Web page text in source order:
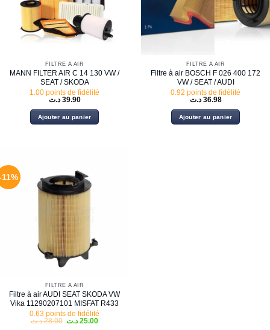
FILTRE À AIR
MANN FILTER AIR C 14 130 VW /
SEAT / SKODA
1.00 points de fidélité
39.90 د.ت
Ajouter au panier
FILTRE À AIR
Filtre à air BOSCH F 026 400 172
VW / SEAT / AUDI
0.92 points de fidélité
36.98 د.ت
Ajouter au panier
11%
FILTRE À AIR
Filtre à air AUDI SEAT SKODA VW
Vika 11290207101 MISFAT R433
0.63 points de fidélité
28.00 د.ت
Le
25.00 د.ت
Le